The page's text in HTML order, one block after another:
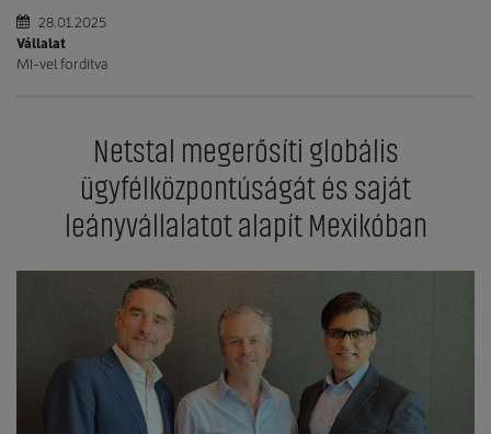
28.01.2025
Vállalat
MI-vel fordítva
Netstal megerősíti globális
ügyfélközpontúságát és saját
leányvállalatot alapít Mexikóban